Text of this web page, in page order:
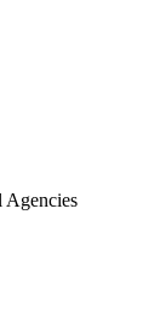
Agencies